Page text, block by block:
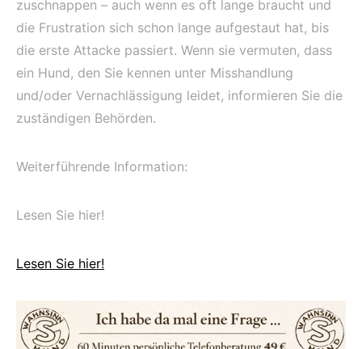
zuschnappen – auch wenn es oft lange braucht und
die Frustration sich schon lange aufgestaut hat, bis
die erste Attacke passiert. Wenn sie vermuten, dass
ein Hund, den Sie kennen unter Misshandlung
und/oder Vernachlässigung leidet, informieren Sie die
zuständigen Behörden.
Weiterführende Information:
Lesen Sie hier!
Lesen Sie hier!